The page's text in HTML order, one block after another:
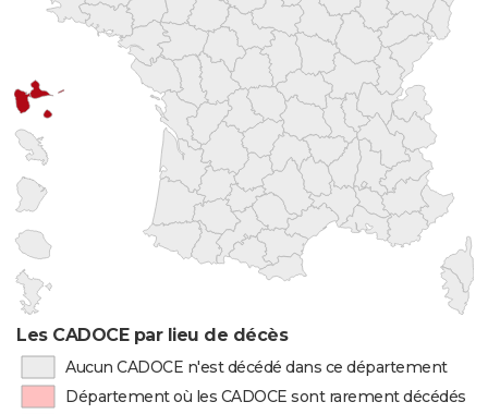
Les CADOCE par lieu de décès
Aucun CADOCE n'est décédé dans ce département
Département où les CADOCE sont rarement décédés